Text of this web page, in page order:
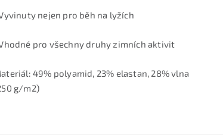
nejen pro běh na lyžích
Vhodné pro všechny druhy zimních aktivit
49% polyamid, 23% elastan, 28% vlna
g/m2)